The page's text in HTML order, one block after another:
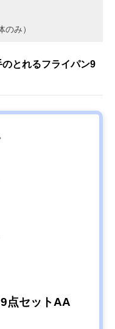
のみ）
とれるフライパン9
点セットAA